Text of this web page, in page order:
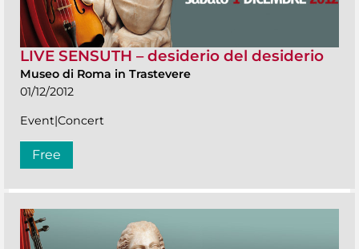
LIVE SENSUTH – desiderio del desiderio
Museo di Roma in Trastevere
01/12/2012
Event|Concert
Free